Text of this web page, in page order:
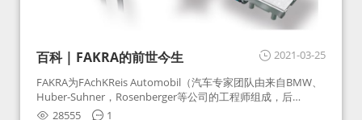
2021-03-25
百科 | FAKRA的前世今生
FAKRA为FAchKReis Automobil（汽车专家团队由来自BMW、
Huber-Suhner，Rosenberger等公司的工程师组成，后
Huber-Suhner相关连接器业务及技术在2010年并入
28555 1